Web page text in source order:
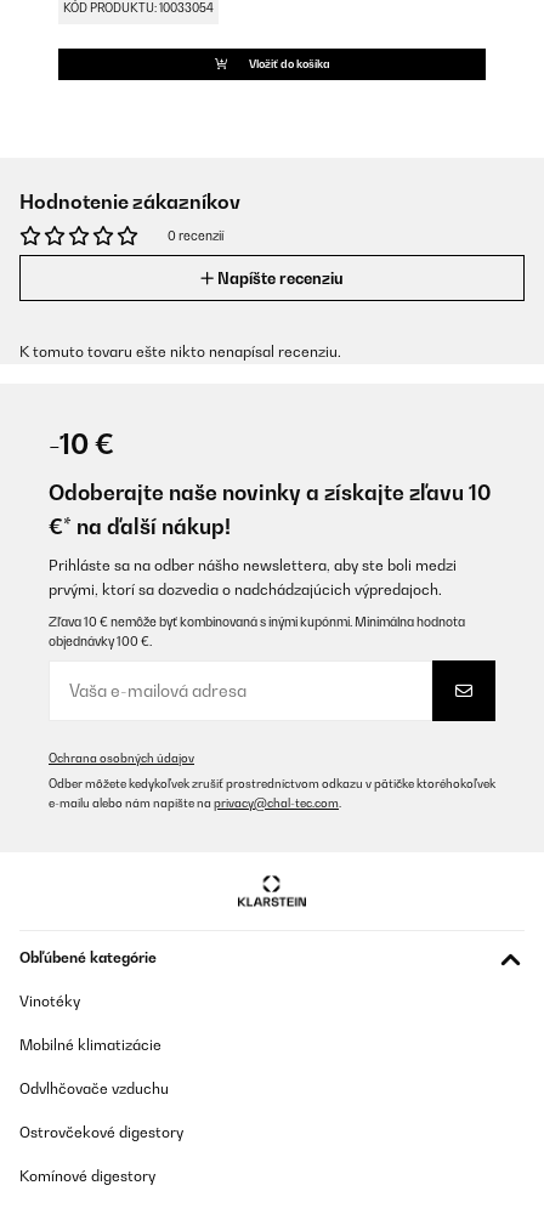
KÓD PRODUKTU: 10033054
Vložiť do košíka
Hodnotenie zákazníkov
0 recenzií
Napíšte recenziu
K tomuto tovaru ešte nikto nenapísal recenziu.
-10 €
Odoberajte naše novinky a získajte zľavu 10
€* na ďalší nákup!
Prihláste sa na odber nášho newslettera, aby ste boli medzi
prvými, ktorí sa dozvedia o nadchádzajúcich výpredajoch.
Zľava 10 € nemôže byť kombinovaná s inými kupónmi. Minimálna hodnota
objednávky 100 €.
Ochrana osobných údajov
Odber môžete kedykoľvek zrušiť prostredníctvom odkazu v pätičke ktoréhokoľvek
e-mailu alebo nám napíšte na privacy@chal-tec.com
Obľúbené kategórie
Vinotéky
Mobilné klimatizácie
Odvlhčovače vzduchu
Ostrovčekové digestory
Komínové digestory